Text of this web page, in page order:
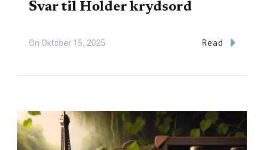
Svar til Holder krydsord
On Oktober 15, 2025 Read